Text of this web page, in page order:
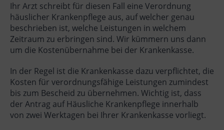
Ihr Arzt schreibt für diesen Fall eine Verordnung
häuslicher Krankenpflege aus, auf welcher genau
beschrieben ist, welche Leistungen in welchem
Zeitraum zu erbringen sind. Wir kümmern uns dann
um die Kostenübernahme bei der Krankenkasse.
In der Regel ist die Krankenkasse dazu verpflichtet, die
Kosten für verordnungsfähige Leistungen zumindest
bis zum Bescheid zu übernehmen. Wichtig ist, dass
der Antrag auf Häusliche Krankenpflege innerhalb
von zwei Werktagen bei Ihrer Krankenkasse vorliegt.